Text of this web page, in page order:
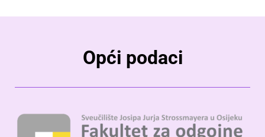
Opći podaci